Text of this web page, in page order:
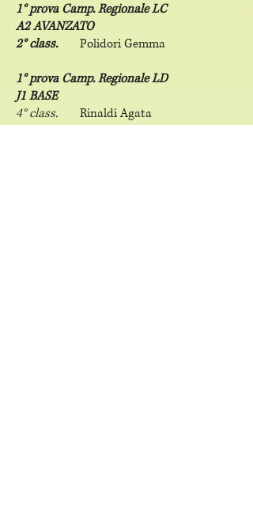
1° prova Camp. Regionale LC
A2 AVANZATO
2° class.Polidori Gemma
1° prova Camp. Regionale LD
J1 BASE
4° class.
Rinaldi Agata